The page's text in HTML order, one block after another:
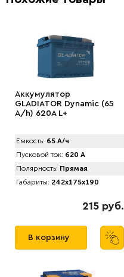
Аккумулятор
GLADIATOR Dynamic (65
А/h) 620A L+
Емкость: 65 А/ч
Пусковой ток: 620 А
Полярность: Прямая
Габариты: 242x175x190
215 руб.
В корзину